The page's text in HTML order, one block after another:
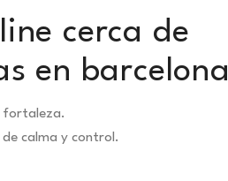
cerca de
en barcelona
fortaleza.
calma y control.